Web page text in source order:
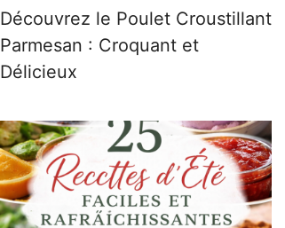
Découvrez le Poulet Croustillant
Parmesan : Croquant et
Délicieux